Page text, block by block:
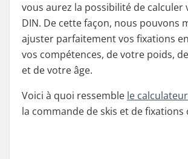
vous aurez la possibilité de calculer
DIN. De cette façon, nous pouvons
ajuster parfaitement vos fixations
vos compétences, de votre poids,
et de votre âge.
Voici à quoi ressemble le
la commande de skis et de fixations